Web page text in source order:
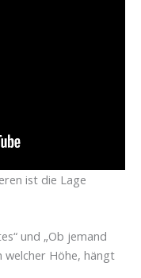
ist die Lage
und „Ob jemand
welcher Höhe, hängt